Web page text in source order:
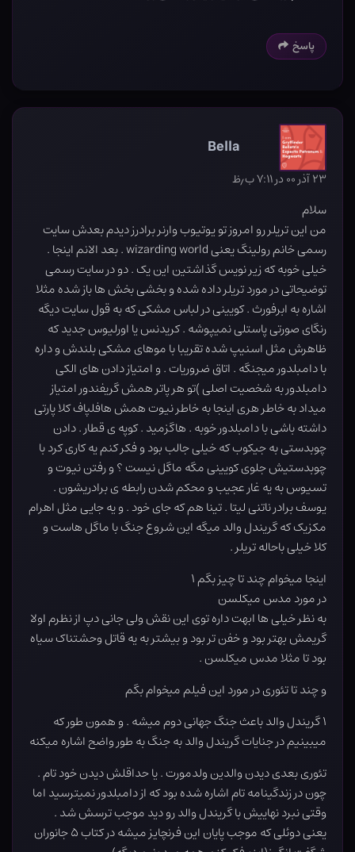
پاسخ
Bella
۲۳ آذر ۰۰ در ۷:۱۱ ب٫ظ
سلام
من این تریلر رو امروز تو یوتیوب وارنر برادرز دیدم بعدش سایت
رسمی خانم رولینگ یعنی wizarding world . بعد الانم اینجا .
خیلی خوبه که زیر نویس گذاشتین این یک . دو در سایت رسمی
توضیحاتی در مورد تریلر داده شده و بخشی بخش ها باز شده مثلا
اشاره به ابرفورث . کویینی در لباس مشکی که به قول سایت دیگه
رنگای صورتی پاستلی نمیپوشه . کریدنس یا اورلیوس جدید که
ظاهرش مثل اسنیپ شده تقریبا با موهای مشکی بلندش و داره
با دامبلدور میجنگه . اتاق ضروریات . و امتیاز دادن های الکی
دامبلدور به شخصیت اصلی )تو هر پاتر همش گریفندور امتیاز
میداد به خاطر هری اینجا به خاطر نیوت همش هافلپاف کلا پارتی
داشته باشی با دامبلدور خوبه . هاگزمید . کوپه ی قطار . دادن
چوبدستی به جیکوب که خیلی جالب بود و فکر کنم یه کاری کرد با
چوبدستیش جلوی کویینی مگه ماگل نیست ؟ و رفتن نیوت و
تسیوس به یه غار عجیب و محکم شدن رابطه ی برادریشون .
یوسف برادر ناتنی لیتا . تینا هم که جای خود . و یه جایی مثل اهرام
مکزیک که گریندل والد میگه این شروع جنگ با ماگل هاست و
کلا خیلی باحاله تریلر .
اینجا میخوام چند تا چیز بگم ۱
در مورد مدس میکلسن
به نظر خیلی ها ابهت داره توی این نقش ولی جانی دپ از نظرم اولا
گریمش بهتر بود و خفن تر بود و بیشتر به یه قاتل وحشتناک سیاه
بود تا مثلا مدس میکلسن .
و چند تا تئوری در مورد این فیلم میخوام بگم
۱ گریندل والد باعث جنگ جهانی دوم میشه . و همون طور که
میبینیم در جنایات گریندل والد به جنگ به طور واضح اشاره میکنه
تئوری بعدی دیدن والدین ولدمورت . یا حداقلش دیدن خود تام .
چون در زندگینامه تام اشاره شده بود که از دامبلدور نمیترسید اما
وقتی نبرد نهاییش با گریندل والد رو دید موجب ترسش شد .
یعنی دوئلی که موجب پایان این فرنچایز میشه در کتاب ۵ جانوران